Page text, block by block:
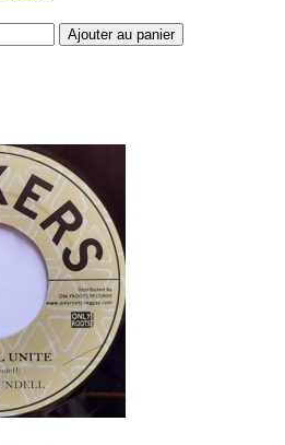
Ajouter au panier